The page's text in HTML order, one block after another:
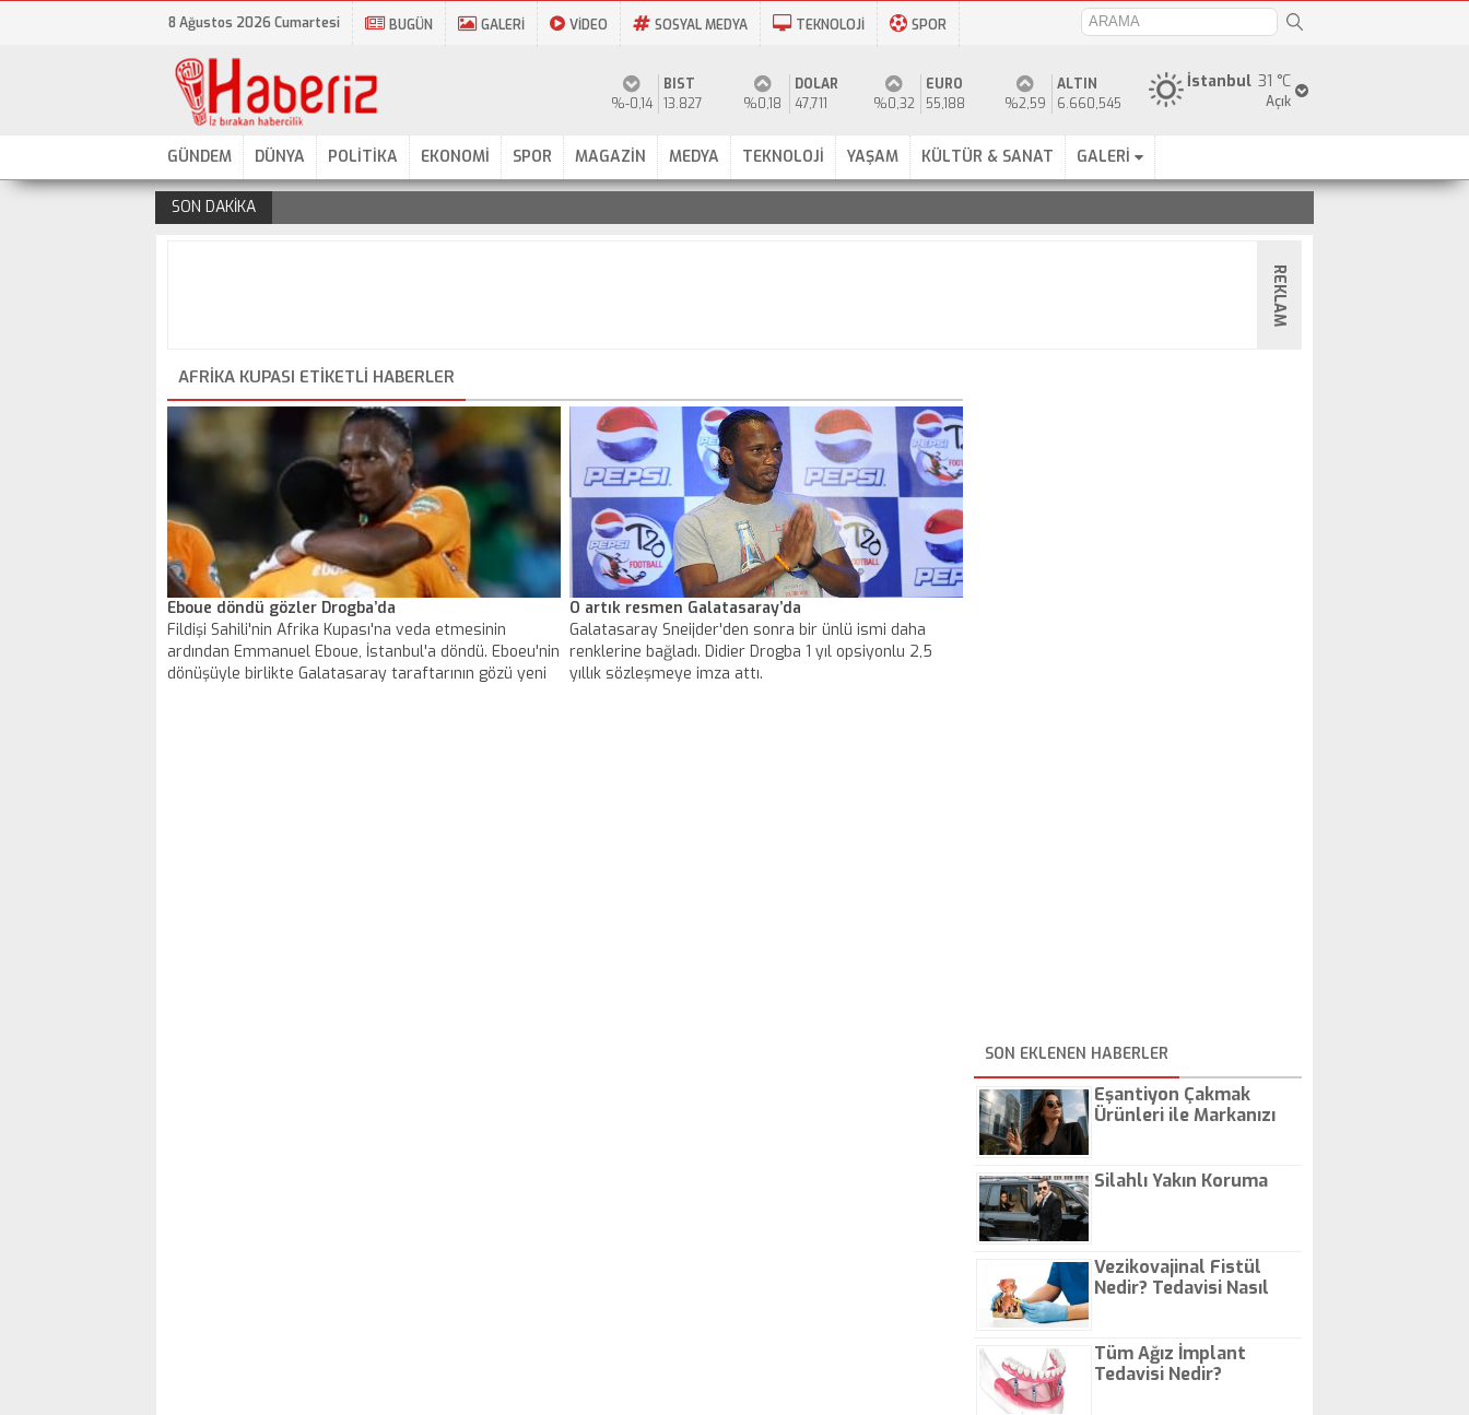
8 Ağustos 2026 Cumartesi BUGÜN GALERİ VİDEO SOSYAL MEDYA TEKNOLOJİ SPOR
31 °C
İstanbul
Açık
%-0,14
BIST
13.827
%0,18
DOLAR
47,711
%0,32
EURO
55,188
%2,59
ALTIN
6.660,545
GÜNDEM DÜNYA POLİTİKA EKONOMİ SPOR MAGAZİN MEDYA TEKNOLOJİ YAŞAM KÜLTÜR & SANAT GALERİ
SON DAKİKA
REKLAM
AFRIKA KUPASI ETIKETLI HABERLER
Eboue döndü gözler Drogba’da
Fildişi Sahili'nin Afrika Kupası'na veda etmesinin
ardından Emmanuel Eboue, İstanbul'a döndü. Eboeu'nin
dönüşüyle birlikte Galatasaray taraftarının gözü yeni
O artık resmen Galatasaray’da
Galatasaray Sneijder'den sonra bir ünlü ismi daha
renklerine bağladı. Didier Drogba 1 yıl opsiyonlu 2,5
yıllık sözleşmeye imza attı.
SON EKLENEN HABERLER
Eşantiyon Çakmak
Ürünleri ile Markanızı
Silahlı Yakın Koruma
Vezikovajinal Fistül
Nedir? Tedavisi Nasıl
Tüm Ağız İmplant
Tedavisi Nedir?